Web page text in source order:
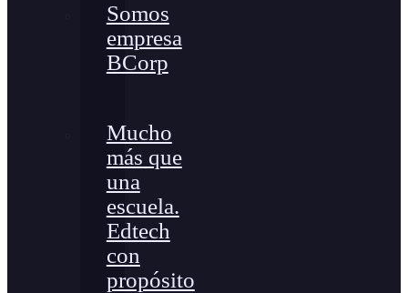
Somos
empresa
BCorp
Mucho
más que
una
escuela.
Edtech
con
propósito